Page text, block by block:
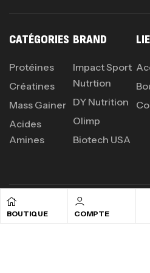
PROTEIN WHEY
GH SURGE 90
Autres
BOUTIQUE COMPTE
CATÉGORIES
Protéines
Créatines
Mass Gainer
Acides
Amines
BRAND
Impact Sport
Nutrtion
DY Nutrition
Olimp
Biotech USA
PROFITEZ D'UN